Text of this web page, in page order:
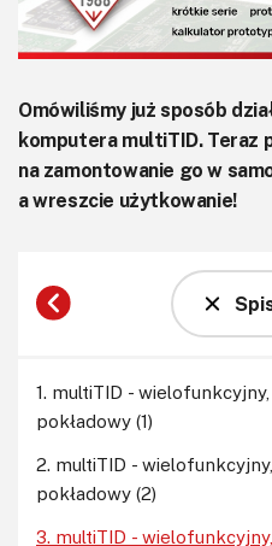
Omówiliśmy już sposób
komputera multiTID. Teraz
na zamontowanie go w
a wreszcie użytkowanie!
1. multiTID -
pokładowy (1)
2. multiTID -
pokładowy (2)
3. multiTID -